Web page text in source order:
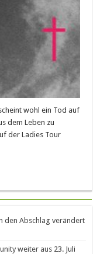
wohl ein Tod auf
dem Leben zu
der Ladies Tour
den Abschlag verändert
weiter aus 23. Juli